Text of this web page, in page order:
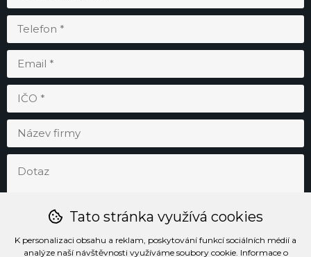
Tato stránka využívá cookies
K personalizaci obsahu a reklam, poskytování funkcí sociálních médií a
analýze naší návštěvnosti využíváme soubory cookie. Informace o